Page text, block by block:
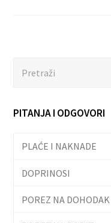
PITANJA I ODGOVORI
PLAĆE I NAKNADE
DOPRINOSI
POREZ NA DOHODAK